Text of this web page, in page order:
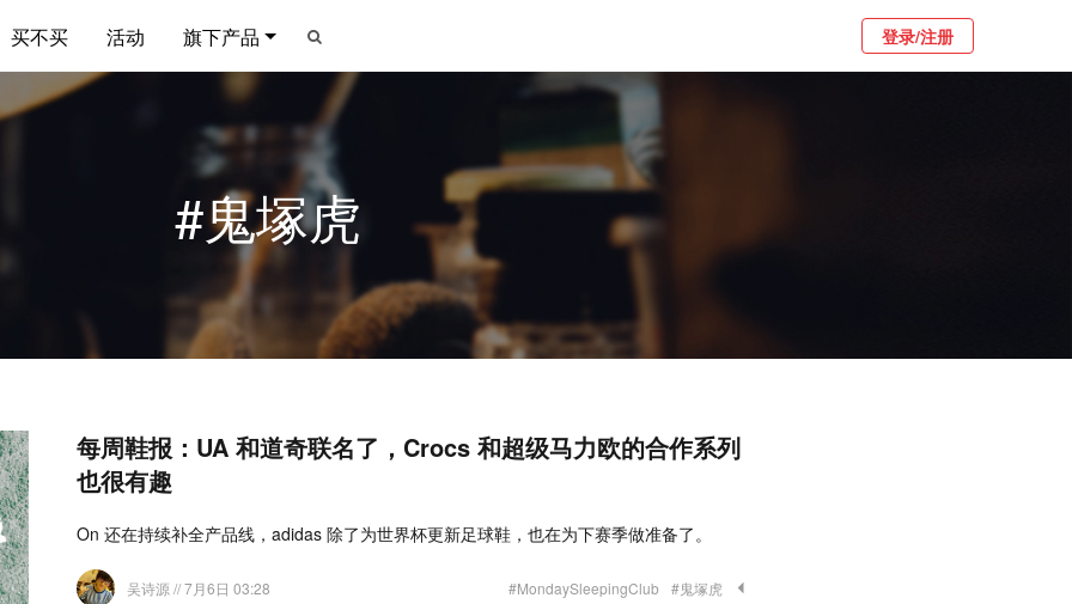
买不买 活动 旗下产品 登录/注册
#鬼塚虎
每周鞋报：UA 和道奇联名了，Crocs 和超级马力欧的合作系列
也很有趣
On 还在持续补全产品线，adidas 除了为世界杯更新足球鞋，也在为下赛季做准备了。
吴诗源 // 7月6日 03:28 #MondaySleepingClub #鬼塚虎